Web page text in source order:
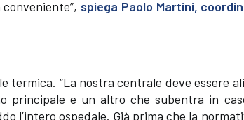
spiega Paolo Martini,
termica. “La nostra centrale deve essere
principale e un altro che subentra in
l’intero ospedale. Già prima che la